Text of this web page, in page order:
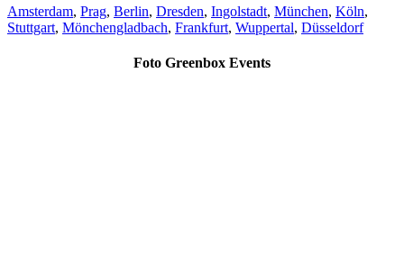
Amsterdam, Prag, Berlin, Dresden, Ingolstadt, München, Köln,
Stuttgart, Mönchengladbach, Frankfurt, Wuppertal, Düsseldorf
Foto Greenbox Events